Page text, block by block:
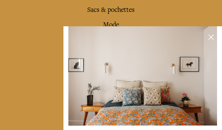
Sacs & pochettes
Mode
Livraison & retour
CGV
Devenir revendeur
Notre communauté